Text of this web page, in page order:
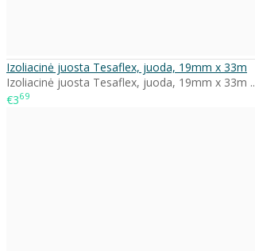
Izoliacinė juosta Tesaflex, juoda, 19mm x 33m
Izoliacinė juosta Tesaflex, juoda, 19mm x 33m ..
€369